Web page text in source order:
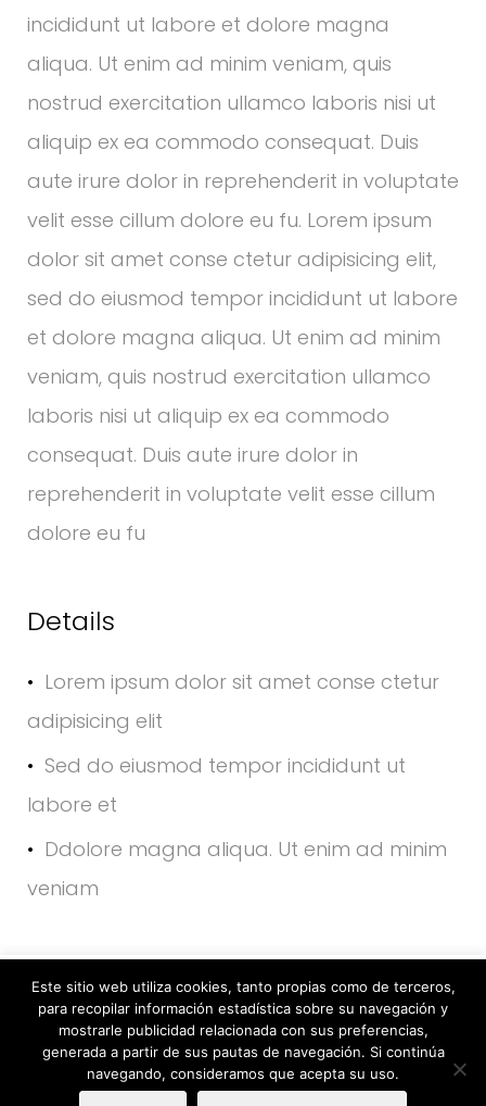
incididunt ut labore et dolore magna
aliqua. Ut enim ad minim veniam, quis
nostrud exercitation ullamco laboris nisi ut
aliquip ex ea commodo consequat. Duis
aute irure dolor in reprehenderit in voluptate
velit esse cillum dolore eu fu. Lorem ipsum
dolor sit amet conse ctetur adipisicing elit,
sed do eiusmod tempor incididunt ut labore
et dolore magna aliqua. Ut enim ad minim
veniam, quis nostrud exercitation ullamco
laboris nisi ut aliquip ex ea commodo
consequat. Duis aute irure dolor in
reprehenderit in voluptate velit esse cillum
dolore eu fu
Details
Lorem ipsum dolor sit amet conse ctetur
adipisicing elit
Sed do eiusmod tempor incididunt ut
labore et
Ddolore magna aliqua. Ut enim ad minim
veniam
Este sitio web utiliza cookies, tanto propias como de
terceros, para recopilar información estadística sobre su
navegación y mostrarle publicidad relacionada con sus
preferencias, generada a partir de sus pautas de
Este sitio web utiliza cookies, tanto propias como de terceros,
para recopilar información estadística sobre su navegación y
mostrarle publicidad relacionada con sus preferencias,
generada a partir de sus pautas de navegación. Si continúa
navegando, consideramos que acepta su uso.